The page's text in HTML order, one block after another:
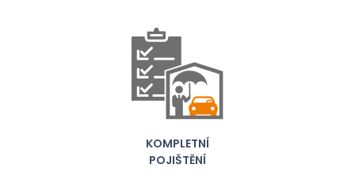
KOMPLETNÍ
POJIŠTĚNÍ